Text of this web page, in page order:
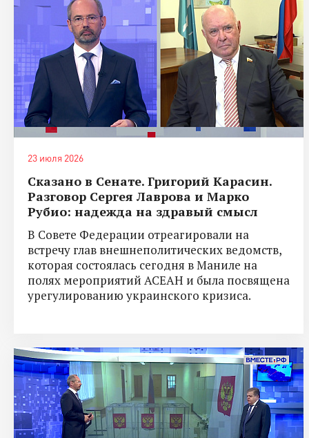
23 июля 2026
Сказано в Сенате. Григорий Карасин.
Разговор Сергея Лаврова и Марко
Рубио: надежда на здравый смысл
В Совете Федерации отреагировали на
встречу глав внешнеполитических ведомств,
которая состоялась сегодня в Маниле на
полях мероприятий АСЕАН и была посвящена
урегулированию украинского кризиса.